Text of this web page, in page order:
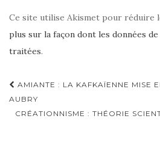
Ce site utilise Akismet pour réduire
plus sur la façon dont les données
traitées.
Navigation
d'article
AMIANTE : LA KAFKAÏENNE MISE
AUBRY
CRÉATIONNISME : THÉORIE